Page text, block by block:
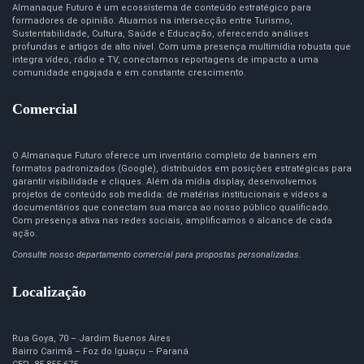
Almanaque Futuro é um ecossistema de conteúdo estratégico para
formadores de opinião. Atuamos na intersecção entre Turismo,
Sustentabilidade, Cultura, Saúde e Educação, oferecendo análises
profundas e artigos de alto nível. Com uma presença multimídia robusta que
integra vídeo, rádio e TV, conectamos reportagens de impacto a uma
comunidade engajada e em constante crescimento.
Comercial
O Almanaque Futuro oferece um inventário completo de banners em
formatos padronizados (Google), distribuídos em posições estratégicas para
garantir visibilidade e cliques. Além da mídia display, desenvolvemos
projetos de conteúdo sob medida: de matérias institucionais e vídeos a
documentários que conectam sua marca ao nosso público qualificado.
Com presença ativa nas redes sociais, amplificamos o alcance de cada
ação.
Consulte nosso departamento comercial para propostas personalizadas.
Localização
Rua Goya, 70 – Jardim Buenos Aires
Bairro Carimã – Foz do Iguaçu – Paraná